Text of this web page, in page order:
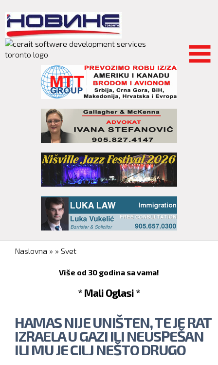
main
content
You are here
Naslovna » » Svet
Više od 30 godina sa vama!
* Mali Oglasi *
HAMAS NIJE UNIŠTEN, TE JE RAT
IZRAELA U GAZI ILI NEUSPEŠAN
ILI MU JE CILJ NEŠTO DRUGO